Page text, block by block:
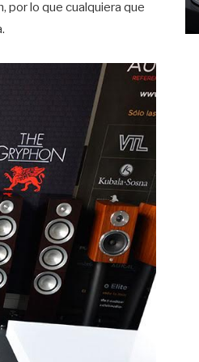
por lo que cualquiera que